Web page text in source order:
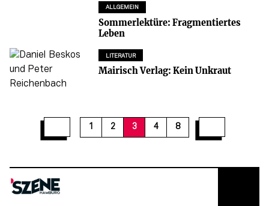
ALLGEMEIN
Sommerlektüre: Fragmentiertes
Leben
LITERATUR
Mairisch Verlag: Kein Unkraut
1 2 3 4 8